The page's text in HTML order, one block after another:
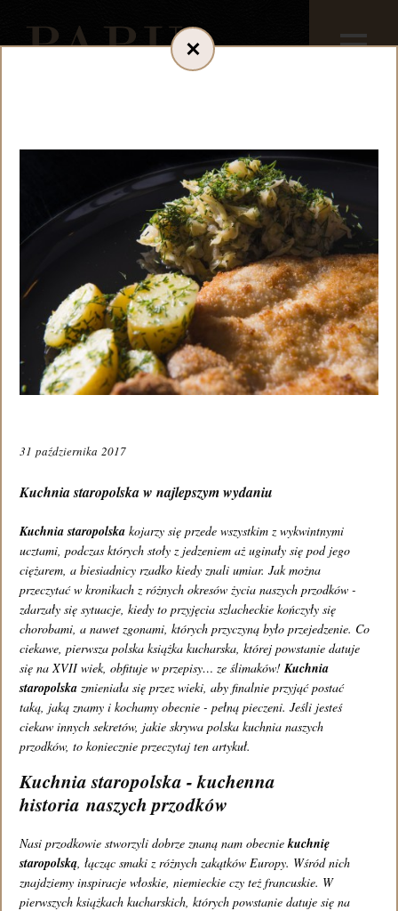
31 października 2017
Kuchnia staropolska w najlepszym wydaniu
Kuchnia staropolska kojarzy się przede wszystkim z wykwintnymi
ucztami, podczas których stoły z jedzeniem aż uginały się pod jego
ciężarem, a biesiadnicy rzadko kiedy znali umiar. Jak można
przeczytać w kronikach z różnych okresów życia naszych przodków -
zdarzały się sytuacje, kiedy to przyjęcia szlacheckie kończyły się
chorobami, a nawet zgonami, których przyczyną było przejedzenie. Co
ciekawe, pierwsza polska książka kucharska, której powstanie datuje
się na XVII wiek, obfituje w przepisy… ze ślimaków!Kuchnia
staropolska zmieniała się przez wieki, aby finalnie przyjąć postać
taką, jaką znamy i kochamy obecnie - pełną pieczeni. Jeśli jesteś
ciekaw innych sekretów, jakie skrywa polska kuchnia naszych
przodków, to koniecznie przeczytaj ten artykuł.
Kuchnia staropolska - kuchenna
historia naszych przodków
Nasi przodkowie stworzyli dobrze znaną nam obecniekuchnię
staropolską, łącząc smaki z różnych zakątków Europy. Wśród nich
znajdziemy inspiracje włoskie, niemieckie czy też francuskie. W
pierwszych książkach kucharskich, których powstanie datuje się na
WIRTUALNY SPACER
KONTAKT
Restauracja PAPU
Al. Niepodległości 132/136
Godziny otwarcia restauracji:
Poniedziałek - piątek 13:00 - 22:30
Sobota 12:00 - 22:30